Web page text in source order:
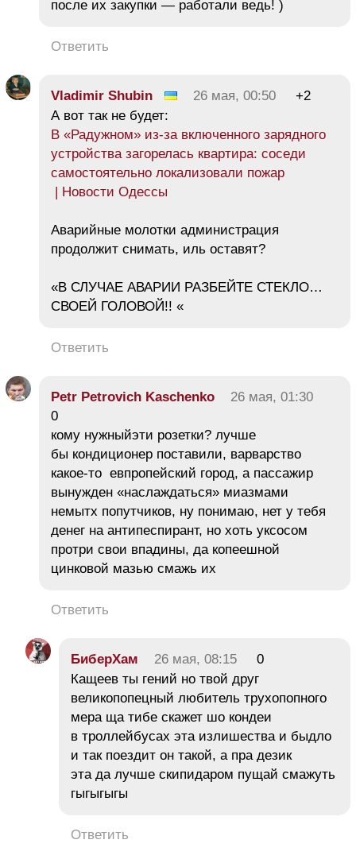
после их закупки — работали ведь! )
Ответить
Vladimir Shubin 26 мая, 00:50
+2
А вот так не будет:
В «Радужном» из-за включенного зарядного
устройства загорелась квартира: соседи
самостоятельно локализовали пожар
| Новости Одессы
Аварийные молотки администрация
продолжит снимать, иль оставят?
«В СЛУЧАЕ АВАРИИ РАЗБЕЙТЕ СТЕКЛО…
СВОЕЙ ГОЛОВОЙ!! «
Ответить
Petr Petrovich Kaschenko
26 мая, 01:30
0
кому нужныйэти розетки? лучше
бы кондиционер поставили, варварство
какое-то евпропейский город, а пассажир
вынужден «наслаждаться» миазмами
немытх попутчиков, ну понимаю, нет у тебя
денег на антипеспирант, но хоть уксосом
протри свои впадины, да копеешной
цинковой мазью смажь их
Ответить
БиберХам 26 мая, 08:15
0
Кащеев ты гений но твой друг
великопопецный любитель трухопопного
мера ща тибе скажет шо кондеи
в троллейбусах эта излишества и быдло
и так поездит он такой, а пра дезик
эта да лучше скипидаром пущай смажуть
гыгыгыгы
Ответить